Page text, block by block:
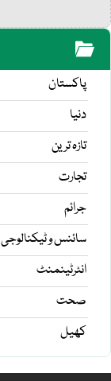
پاکستان
دنیا
تازہ ترین
تجارت
جرائم
سائنس و ٹیکنالوجی
انٹرٹینمنٹ
صحت
کھیل